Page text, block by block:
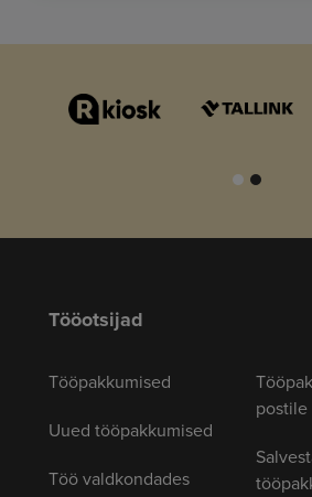
Tööotsijad
Tööpakkumised
Uued tööpakkumised
Töö valdkondades
postile